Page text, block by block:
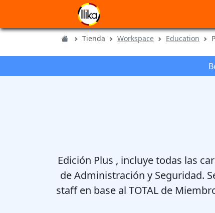
Tienda Workspace Education
Edición Plus , incluye todas las
de Administración y Seguridad.
staff en base al TOTAL de